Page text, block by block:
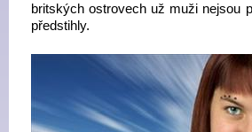
britských ostrovech už muži nejsou
předstihly.